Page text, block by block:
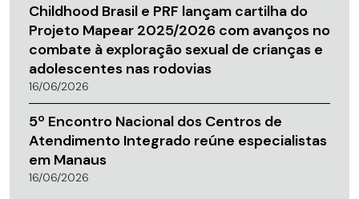
Childhood Brasil e PRF lançam cartilha do
Projeto Mapear 2025/2026 com avanços no
combate à exploração sexual de crianças e
adolescentes nas rodovias
16/06/2026
5º Encontro Nacional dos Centros de
Atendimento Integrado reúne especialistas
em Manaus
16/06/2026